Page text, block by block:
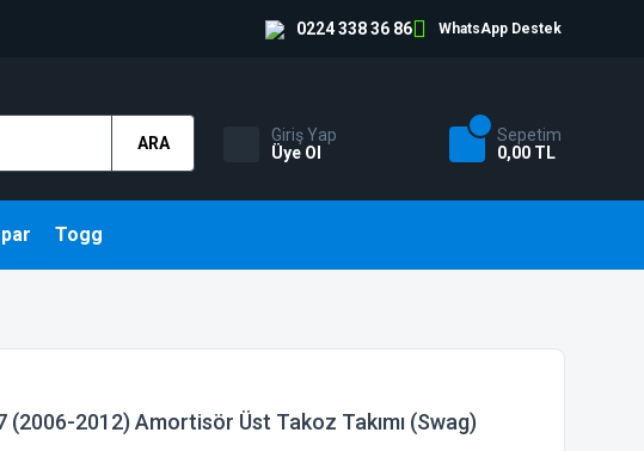
0224 338 36 86 WhatsApp Destek
ARA
Giriş Yap
Üye Ol
Sepetim
0,00 TL
Togg
(2006-2012) Amortisör Üst Takoz Takımı (Swag)